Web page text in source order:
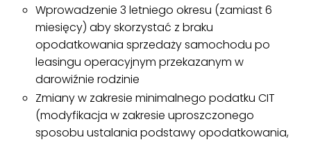
Wprowadzenie 3 letniego okresu (zamiast 6
miesięcy) aby skorzystać z braku
opodatkowania sprzedaży samochodu po
leasingu operacyjnym przekazanym w
darowiźnie rodzinie
Zmiany w zakresie minimalnego podatku CIT
(modyfikacja w zakresie uproszczonego
sposobu ustalania podstawy opodatkowania,